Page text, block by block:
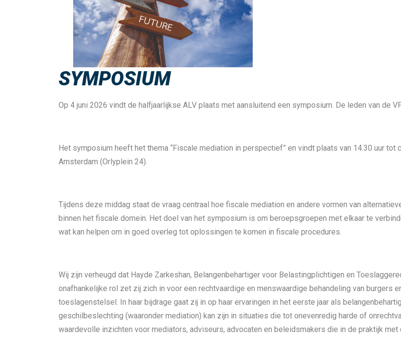
SYMPOSIUM
Op 4 juni 2026 vindt de halfjaarlijkse ALV plaats met aansluitend een symposium. De leden van de
Het symposium heeft het thema “Fiscale mediation in perspectief” en vindt plaats van 14.30 uur tot
Amsterdam (Orlyplein 24).
Tijdens deze middag staat de vraag centraal hoe fiscale mediation en andere vormen van
binnen het fiscale domein. Het doel van het symposium is om beroepsgroepen met elkaar te
wat kan helpen om in goed overleg tot oplossingen te komen in fiscale procedures.
Wij zijn verheugd dat Hayde Zarkeshan, Belangenbehartiger voor Belastingplichtigen en
onafhankelijke rol zet zij zich in voor een rechtvaardige en menswaardige behandeling van burgers
toeslagenstelsel. In haar bijdrage gaat zij in op haar ervaringen in het eerste jaar als
geschilbeslechting (waaronder mediation) kan zijn in situaties die tot onevenredig harde of
waardevolle inzichten voor mediators, adviseurs, advocaten en beleidsmakers die in de praktijk